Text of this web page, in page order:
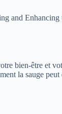
and
bien-être et
la sauge peut